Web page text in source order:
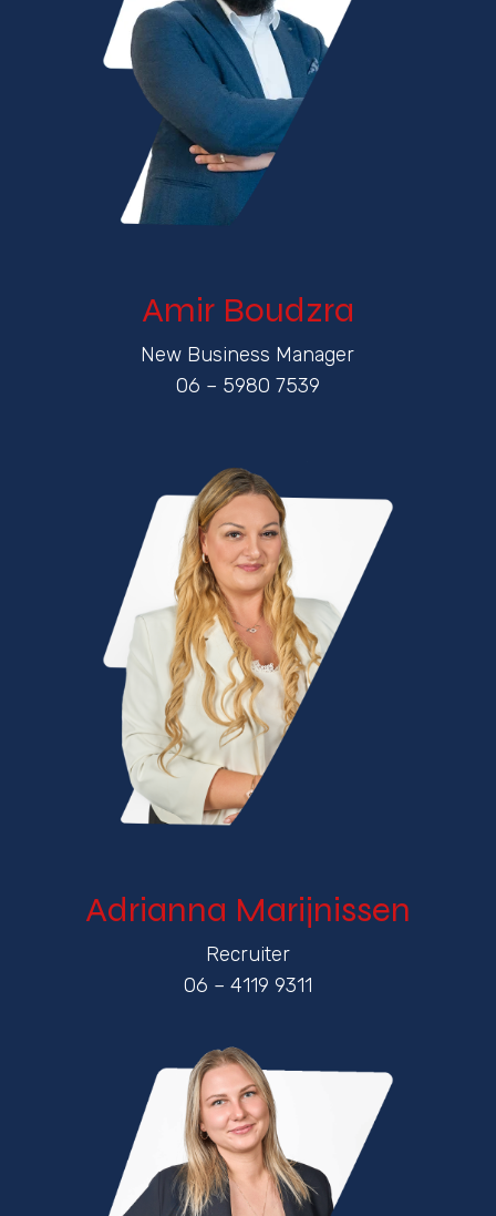
Amir Boudzra
New Business Manager
06 – 5980 7539
Adrianna Marijnissen
Recruiter
06 – 4119 9311